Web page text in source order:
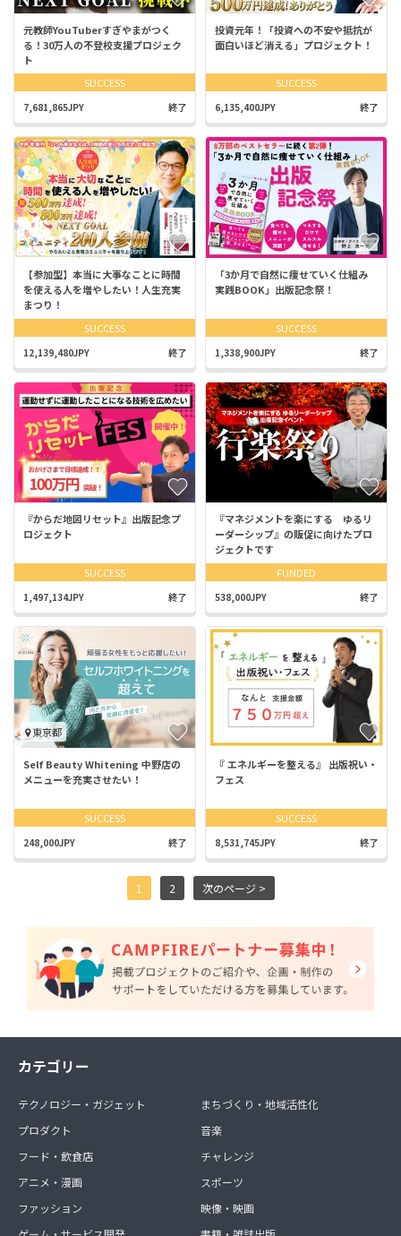
元教師YouTuberすぎやまがつく
る！30万人の不登校支援プロジェク
ト
SUCCESS
7,681,865JPY 終了
投資元年！「投資への不安や抵抗が
面白いほど消える」プロジェクト！
SUCCESS
6,135,400JPY 終了
【参加型】本当に大事なことに時間
を使える人を増やしたい！人生充実
まつり！
SUCCESS
12,139,480JPY 終了
「3か月で自然に痩せていく仕組み
実践BOOK」出版記念祭！
SUCCESS
1,338,900JPY 終了
『からだ地図リセット』出版記念プ
ロジェクト
SUCCESS
1,497,134JPY 終了
『マネジメントを楽にする ゆるリ
ーダーシップ』の販促に向けたプロ
ジェクトです
FUNDED
538,000JPY 終了
東京都
Self Beauty Whitening︎ ︎中野店の
メニューを充実させたい！
SUCCESS
248,000JPY 終了
『 エネルギーを整える』 出版祝い・
フェス
SUCCESS
8,531,745JPY 終了
1 2 次のページ >
カテゴリー
テクノロジー・ガジェット
プロダクト
フード・飲食店
アニメ・漫画
ファッション
まちづくり・地域活性化
音楽
チャレンジ
スポーツ
映像・映画